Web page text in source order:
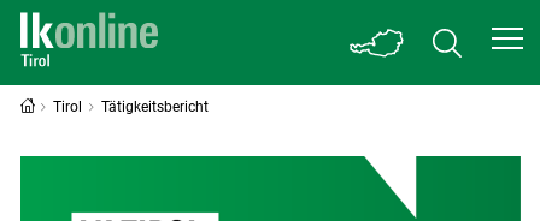
Tirol Tätigkeitsbericht